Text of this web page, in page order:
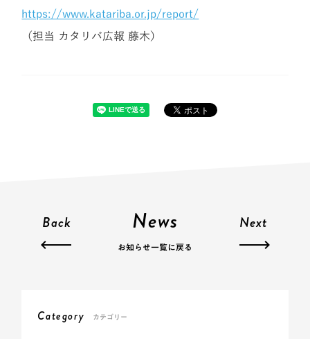
https://www.katariba.or.jp/report/
（担当 カタリバ広報 藤木）
Back News
お知らせ一覧に戻る
Next
Category カテゴリー